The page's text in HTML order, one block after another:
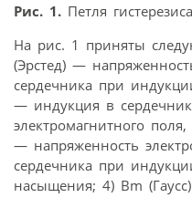
Рис. 1. Петля
На рис. 1 приняты
(Эрстед) —
сердечника при
— индукция в
электромагнитного
— напряженность
сердечника при
насыщения; 4) Bm